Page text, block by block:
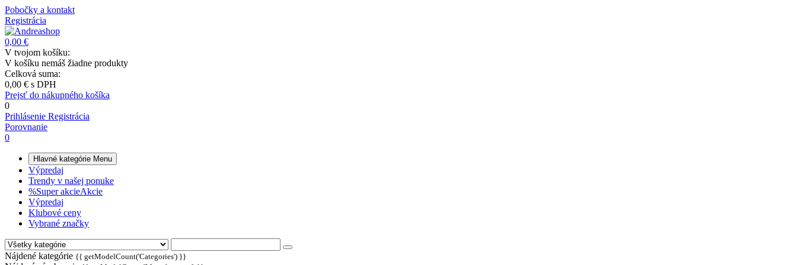
Pobočky a kontakt
Registrácia
0,00 €
V tvojom košíku:
V košíku nemáš žiadne produkty
Celková suma:
0,00 € s DPH
Prejsť do nákupného košíka
0
Prihlásenie Registrácia
Porovnanie
0
Hlavné kategórie Menu
Výpredaj
Trendy v našej ponuke
%Super akcieAkcie
Výpredaj
Klubové ceny
Vybrané značky
Nájdené kategórie {{ getModelCount('Categories') }}